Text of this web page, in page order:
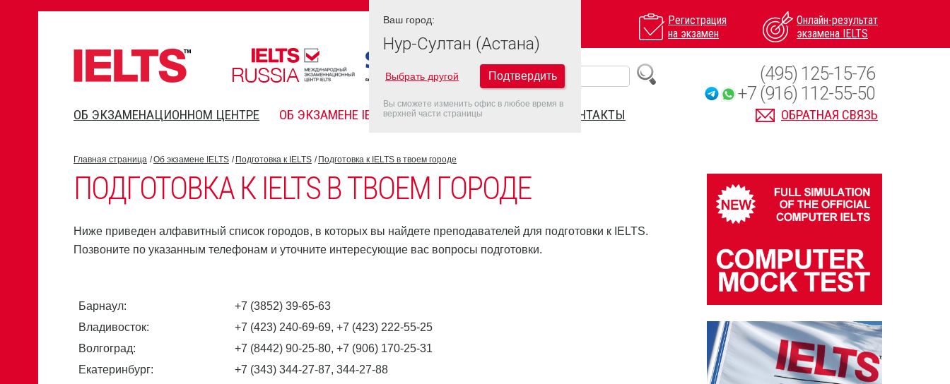
Регистрация
на экзамен
Онлайн-результат
экзамена IELTS
ОБ ЭКЗАМЕНАЦИОННОМ ЦЕНТРЕ ОБ ЭКЗАМЕНЕ IELTS FAQ ДАТЫ IELTS 2026 КОНТАКТЫ ОБРАТНАЯ СВЯЗЬ
(495) 125-15-76
+7 (916) 112-55-50
Главная страница Об экзамене IELTS Подготовка к IELTS Подготовка к IELTS в твоем городе
ПОДГОТОВКА К IELTS В ТВОЕМ ГОРОДЕ
Ниже приведен алфавитный список городов, в которых вы найдете преподавателей для подготовки к IELTS.
Позвоните по указанным телефонам и уточните интересующие вас вопросы подготовки.
Барнаул:
+7 (3852) 39-65-63
Владивосток:
+7 (423) 240-69-69, +7 (423) 222-55-25
Волгоград:
+7 (8442) 90-25-80, +7 (906) 170-25-31
Екатеринбург:
+7 (343) 344-27-87, 344-27-88
Ваш город:
Нур-Султан (Астана)
Выбрать другой Подтвердить
Вы сможете изменить офис в любое время в
верхней части страницы